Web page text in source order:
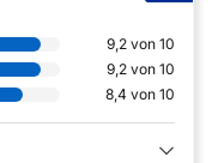
9,2 von 10
9,2 von 10
8,4 von 10